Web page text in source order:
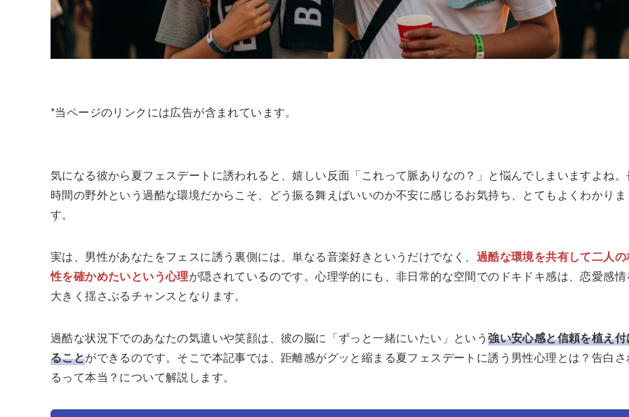
*当ページのリンクには広告が含まれています。
気になる彼から夏フェスデートに誘われると、嬉しい反面「これって脈ありなの？」と悩んでしまいますよね
時間の野外という過酷な環境だからこそ、どう振る舞えばいいのか不安に感じるお気持ち、とてもよくわかりま
す。
実は、男性があなたをフェスに誘う裏側には、単なる音楽好きというだけでなく、 過酷な環境を共有して二人
性を確かめたいという心理が隠されているのです。心理学的にも、非日常的な空間でのドキドキ感は、恋愛感
大きく揺さぶるチャンスとなります。
過酷な状況下でのあなたの気遣いや笑顔は、彼の脳に「ずっと一緒にいたい」という強い安心感と信頼を植え
ることができるのです。そこで本記事では、距離感がグッと縮まる夏フェスデートに誘う男性心理とは？告白
るって本当？について解説します。